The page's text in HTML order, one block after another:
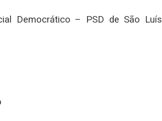
Democrático – PSD de São Luís